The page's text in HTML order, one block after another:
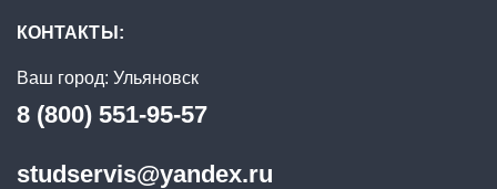
КОНТАКТЫ:
Ваш город: Ульяновск
8 (800) 551-95-57
studservis@yandex.ru